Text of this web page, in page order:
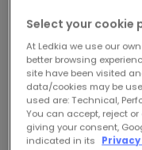
Select your cookie
At Ledkia we use our
better browsing
site have been visited
data/cookies may be
used are: Technical,
You can accept, reject
giving your consent,
indicated in its
Privacy